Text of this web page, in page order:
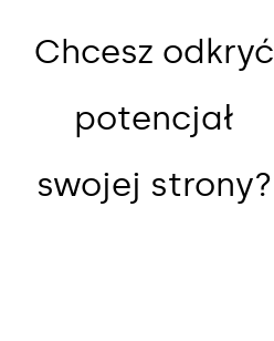
Chcesz odkryć
potencjał
swojej strony?